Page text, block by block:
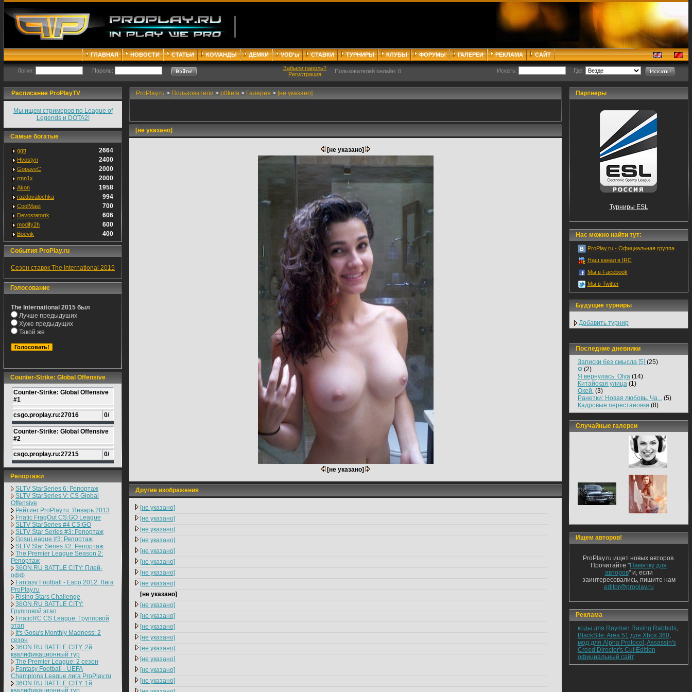
ГЛАВНАЯ НОВОСТИ СТАТЬИ КОМАНДЫ ДЕМКИ VOD'ы СТАВКИ ТУРНИРЫ КЛУБЫ ФОРУМЫ ГАЛЕРЕИ РЕКЛАМА САЙТ
Логин: Пароль:
Забыли пароль?
Регистрация
Пользователей онлайн: 0 Искать: Где:
Расписание ProPlayTV
Мы ищем стримеров по League of
Legends и DOTA2!
Самые богатые
ggtt 2664
Hvostyn 2400
GopaveC 2000
rmn1x 2000
Akon 1958
razdavalochka 994
CoolMast 700
Devostatortk 606
modify2h 600
Boevik 400
События ProPlay.ru
Сезон ставок The International 2015
Голосование
The Internaitonal 2015 был
Лучше предыдуших
Хуже предыдущих
Такой же
Counter-Strike: Global Offensive
Counter-Strike: Global Offensive
#1
csgo.proplay.ru:27016 0/
Counter-Strike: Global Offensive
#2
csgo.proplay.ru:27215 0/
Репортажи
SLTV StarSeries 6: Репортаж
SLTV StarSeries V: CS Global
Offensive
Рейтинг ProPlay.ru: Январь 2013
Fnatic FragOut CS:GO League
SLTV StarSeries #4 CS:GO
SLTV Star Series #3: Репортаж
GosuLeague #3: Репортаж
SLTV Star Series #2: Репортаж
The Premier League Season 2:
Репортаж
36ON.RU BATTLE CITY: Плей-
офф
Fantasy Football - Евро 2012: Лига
ProPlay.ru
Rising Stars Challenge
36ON.RU BATTLE CITY:
Групповой этап
FnaticRC CS League: Групповой
этап
It's Gosu's Monthly Madness: 2
сезон
36ON.RU BATTLE CITY: 2й
квалификационный тур
The Premier League: 2 cезон
Fantasy Football - UEFA
Champions League лига ProPlay.ru
36ON.RU BATTLE CITY: 1й
квалификационный тур
ProPlay.ru > Пользователи > p0keta > Галерея > [не указано]
[не указано]
[не указано]
[не указано]
Другие изображения
[не указано]
[не указано]
[не указано]
[не указано]
[не указано]
[не указано]
[не указано]
[не указано]
[не указано]
[не указано]
[не указано]
[не указано]
[не указано]
[не указано]
[не указано]
[не указано]
[не указано]
Партнеры
Турниры ESL
Нас можно найти тут:
ProPlay.ru - Официальная группа
Наш канал в IRC
Мы в Facebook
Мы в Twitter
Будущие турниры
Добавить турнир
Последние дневники
Записки без смысла [5] (25)
Ф(2)
Я вернулась. Olya(14)
Китайская улица(1)
Окей.(3)
Ранетки: Новая любовь. Ча...(5)
Кадровые перестановки (8)
Случайные галереи
Ищем авторов!
ProPlay.ru ищет новых авторов.
Прочитайте "Памятку для
авторов" и, если
заинтересовались, пишите нам
editor@proplay.ru
Реклама
коды для Rayman Raving Rabbids,
BlackSite: Area 51 для Xbox 360,
мод для Alpha Protocol ,Assassin's
Creed Director's Cut Edition
официальный сайт